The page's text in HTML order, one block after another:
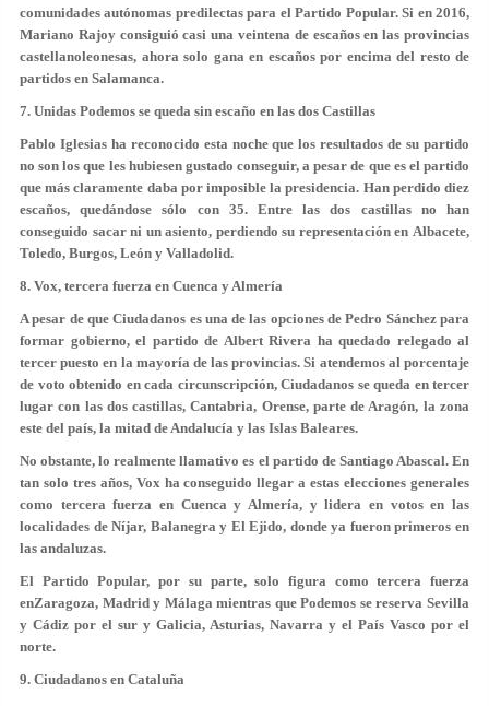
comunidades autónomas predilectas para el Partido Popular. Si en 2016,
Mariano Rajoy consiguió casi una veintena de escaños en las provincias
castellanoleonesas, ahora solo gana en escaños por encima del resto de
partidos en Salamanca.
7. Unidas Podemos se queda sin escaño en las dos Castillas
Pablo Iglesias ha reconocido esta noche que los resultados de su partido
no son los que les hubiesen gustado conseguir, a pesar de que es el partido
que más claramente daba por imposible la presidencia. Han perdido diez
escaños, quedándose sólo con 35. Entre las dos castillas no han
conseguido sacar ni un asiento, perdiendo su representación en Albacete,
Toledo, Burgos, León y Valladolid.
8. Vox, tercera fuerza en Cuenca y Almería
A pesar de que Ciudadanos es una de las opciones de Pedro Sánchez para
formar gobierno, el partido de Albert Rivera ha quedado relegado al
tercer puesto en la mayoría de las provincias. Si atendemos al porcentaje
de voto obtenido en cada circunscripción, Ciudadanos se queda en tercer
lugar con las dos castillas, Cantabria, Orense, parte de Aragón, la zona
este del país, la mitad de Andalucía y las Islas Baleares.
No obstante, lo realmente llamativo es el partido de Santiago Abascal. En
tan solo tres años, Vox ha conseguido llegar a estas elecciones generales
como tercera fuerza en Cuenca y Almería, y lidera en votos en las
localidades de Níjar, Balanegra y El Ejido, donde ya fueron primeros en
las andaluzas.
El Partido Popular, por su parte, solo figura como tercera fuerza
enZaragoza, Madrid y Málaga mientras que Podemos se reserva Sevilla
y Cádiz por el sur y Galicia, Asturias, Navarra y el País Vasco por el
norte.
9. Ciudadanos en Cataluña